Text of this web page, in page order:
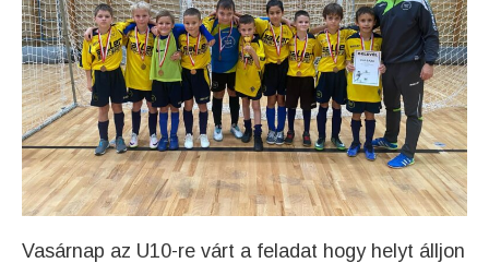
Vasárnap az U10-re várt a feladat hogy helyt álljon